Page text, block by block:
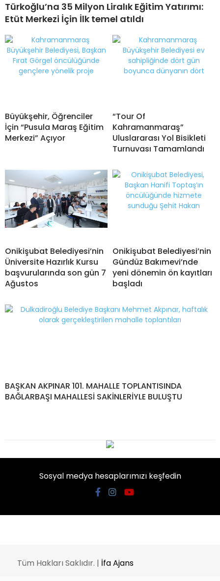
Türkoğlu’na 35 Milyon Liralık Eğitim Yatırımı:
Etüt Merkezi İçin İlk temel atıldı
Büyükşehir, Öğrenciler
İçin “Pusula Maraş Eğitim
Merkezi” Açıyor
“Tour Of
Kahramanmaraş”
Uluslararası Yol Bisikleti
Turnuvası Tamamlandı
Onikişubat Belediyesi’nin
Üniversite Hazırlık Kursu
başvurularında son gün 7
Ağustos
Onikişubat Belediyesi’nin
Gündüz Bakımevi’nde
yeni dönemin ön kayıtları
başladı
BAŞKAN AKPINAR 101. MAHALLE TOPLANTISINDA
BAĞLARBAŞI MAHALLESİ SAKİNLERİYLE BULUŞTU
Sosyal medya hesaplarımızı keşfedin
Tüm Hakları Saklıdır. | İfa Ajans